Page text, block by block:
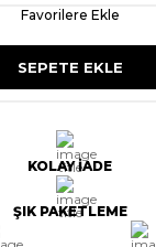
Favorilere Ekle
KOLAY İADE
ŞIK PAKETLEME